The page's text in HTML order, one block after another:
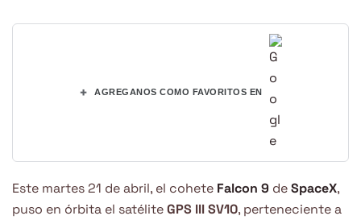
+ AGREGANOS COMO FAVORITOS EN
Este martes 21 de abril, el cohete Falcon 9 deSpaceX,
puso en órbita el satéliteGPS III SV10, perteneciente a